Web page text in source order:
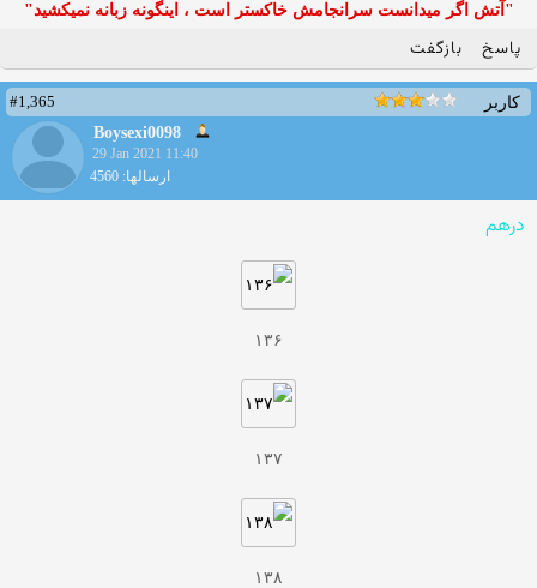
"آتش اگر ميدانست سرانجامش خاكستر است ، اينگونه زبانه نميكشيد"
پاسخ بازگفت
کاربر
#1,365
Boysexi0098
29 Jan 2021 11:40
ارسالها: 4560
درهم
۱۳۶
۱۳۷
۱۳۸